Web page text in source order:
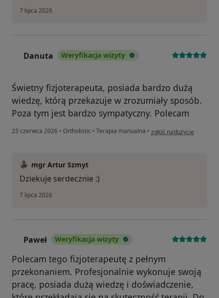
7 lipca 2026
Danuta Weryfikacja wizyty
Świetny fizjoterapeuta, posiada bardzo dużą
wiedzę, którą przekazuje w zrozumiały sposób.
Poza tym jest bardzo sympatyczny. Polecam
23 czerwca 2026 • Ortholistic • Terapia manualna • w opinii użytkownika
zgłoś nadużycie
mgr Artur Szmyt
Dziekuje serdecznie :)
7 lipca 2026
Paweł Weryfikacja wizyty
Polecam tego fizjoterapeutę z pełnym
przekonaniem. Profesjonalnie wykonuje swoją
pracę, posiada dużą wiedzę i doświadczenie,